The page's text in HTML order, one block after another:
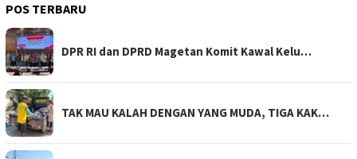
POS TERBARU
DPR RI dan DPRD Magetan Komit Kawal Kelu…
TAK MAU KALAH DENGAN YANG MUDA, TIGA KAK…